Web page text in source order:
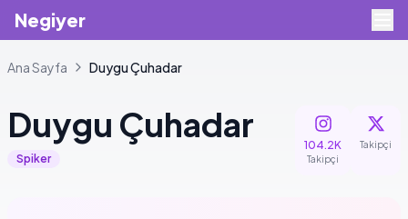
Negiyer
Ana Sayfa DuyguÇuhadar
Duygu Çuhadar
Spiker
104.2K
Takipçi
Takipçi